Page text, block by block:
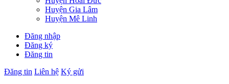
Huyện Gia Lâm
Huyện Mê Linh
Đăng nhập
Đăng ký
Đăng tin
Đăng tin Liên hệ Ký gửi